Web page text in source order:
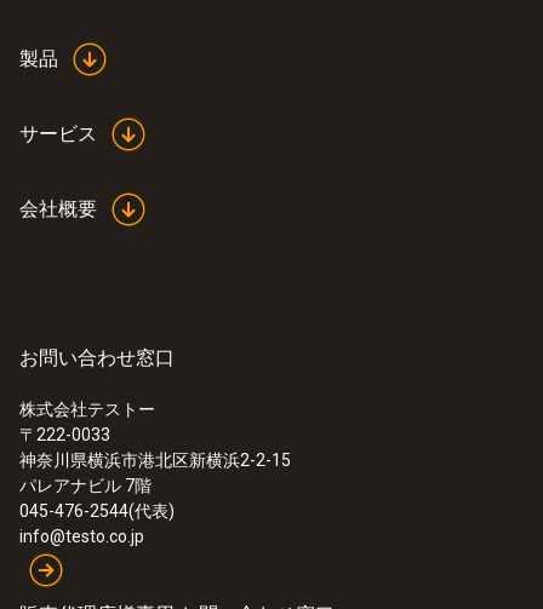
:0572 1754
testo 175 H1 - 温湿度データロガー
¥66,000
¥72,600
製品
サービス
会社概要
お問い合わせ窓口
株式会社テストー
〒222-0033
神奈川県横浜市港北区新横浜2-2-15
パレアナビル 7階
045-476-2544(代表)
info@testo.co.jp